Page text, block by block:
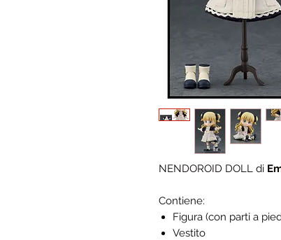
NENDOROID DOLL di
Contiene:
Figura (con parti a
Vestito